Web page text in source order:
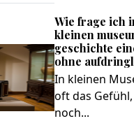
Wie frage ich
kleinen
geschichte
ohne
In kleinen
oft das
noch...